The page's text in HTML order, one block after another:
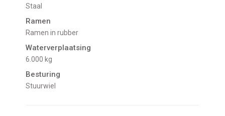
Staal
Ramen
Ramen in rubber
Waterverplaatsing
6.000 kg
Besturing
Stuurwiel